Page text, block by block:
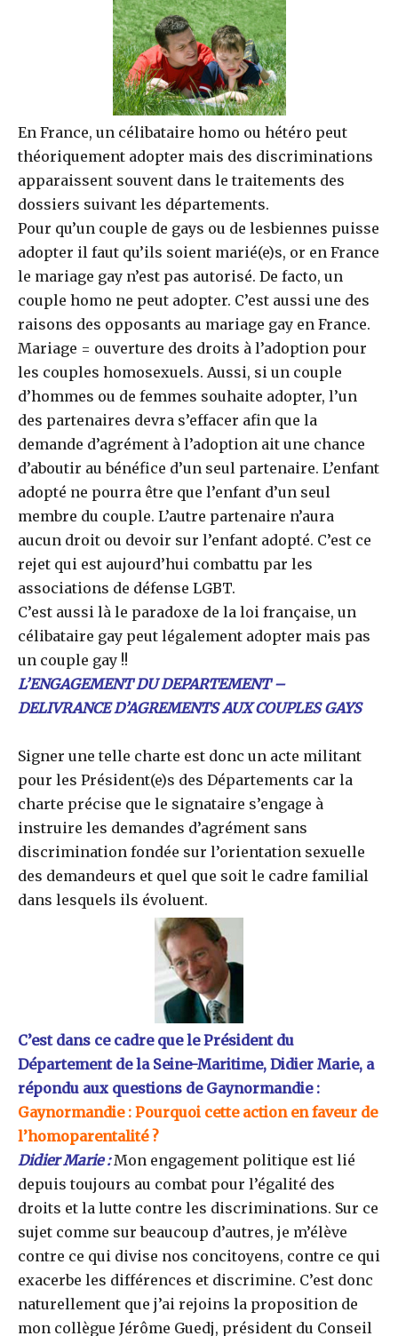
En France, un célibataire homo ou hétéro peut
théoriquement adopter mais des discriminations
apparaissent souvent dans le traitements des
dossiers suivant les départements.
Pour qu’un couple de gays ou de lesbiennes puisse
adopter il faut qu’ils soient marié(e)s, or en France
le mariage gay n’est pas autorisé. De facto, un
couple homo ne peut adopter. C’est aussi une des
raisons des opposants au mariage gay en France.
Mariage = ouverture des droits à l’adoption pour
les couples homosexuels. Aussi, si un couple
d’hommes ou de femmes souhaite adopter, l’un
des partenaires devra s’effacer afin que la
demande d’agrément à l’adoption ait une chance
d’aboutir au bénéfice d’un seul partenaire. L’enfant
adopté ne pourra être que l’enfant d’un seul
membre du couple. L’autre partenaire n’aura
aucun droit ou devoir sur l’enfant adopté. C’est ce
rejet qui est aujourd’hui combattu par les
associations de défense LGBT.
C’est aussi là le paradoxe de la loi française, un
célibataire gay peut légalement adopter mais pas
un couple gay !!
L’ENGAGEMENT DU DEPARTEMENT –
DELIVRANCE D’AGREMENTS AUX COUPLES GAYS
Signer une telle charte est donc un acte militant
pour les Président(e)s des Départements car la
charte précise que le signataire s’engage à
instruire les demandes d’agrément sans
discrimination fondée sur l’orientation sexuelle
des demandeurs et quel que soit le cadre familial
dans lesquels ils évoluent.
C’est dans ce cadre que le Président du
Département de la Seine-Maritime, Didier Marie, a
répondu aux questions de Gaynormandie :
Gaynormandie : Pourquoi cette action en faveur de
l’homoparentalité ?
Didier Marie :Mon engagement politique est lié
depuis toujours au combat pour l’égalité des
droits et la lutte contre les discriminations. Sur ce
sujet comme sur beaucoup d’autres, je m’élève
contre ce qui divise nos concitoyens, contre ce qui
exacerbe les différences et discrimine. C’est donc
naturellement que j’ai rejoins la proposition de
mon collègue Jérôme Guedj, président du Conseil